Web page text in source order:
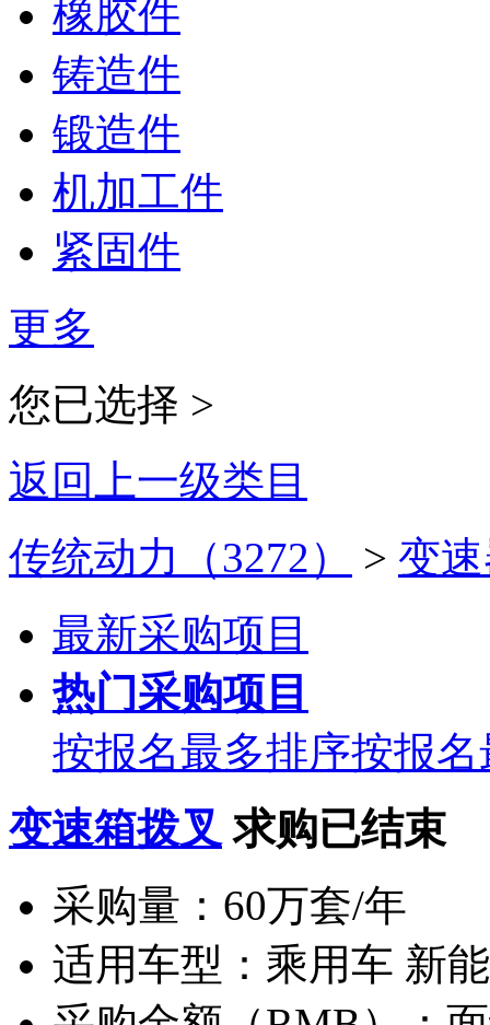
橡胶件
铸造件
锻造件
机加工件
紧固件
更多
您已选择 >
返回上一级类目
传统动力（3272）
> 变
最新采购项目
热门采购项目
按报名最多排序按报
变速箱拨叉 求购已结束
采购量： 60万套/年
适用车型： 乘用车 新